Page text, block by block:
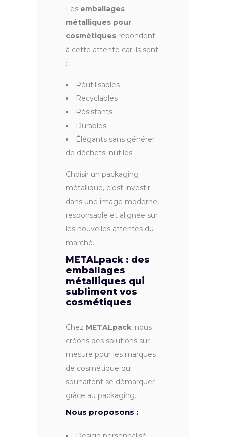
Les emballages
métalliques pour
cosmétiques répondent
à cette attente car ils sont
:
Réutilisables
Recyclables
Résistants
Durables
Élégants sans générer
de déchets inutiles
Choisir un packaging
métallique, c’est investir
dans une image moderne,
responsable et alignée sur
les nouvelles attentes du
marché.
METALpack : des
emballages
métalliques qui
subliment vos
cosmétiques
Chez METALpack, nous
créons des solutions sur
mesure pour les marques
de cosmétique qui
souhaitent se démarquer
grâce au packaging.
Nous proposons :